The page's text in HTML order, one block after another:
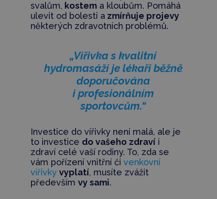
svalům, kostema kloubům. Pomáhá
ulevit od bolesti azmírňuje projevy
některých zdravotních problémů.
„Vířivka s kvalitní
hydromasáží je lékaři běžně
doporučována
i profesionálním
sportovcům.“
Investice do vířivky není malá, ale je
to investice do vašeho zdravíi
zdraví celé vaší rodiny. To, zda se
vám pořízení vnitřní či venkovní
vířivky vyplatí, musíte zvážit
především vy sami.